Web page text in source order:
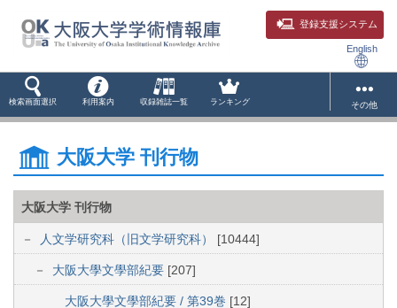
登録支援システム
English
検索画面選択 利用案内 収録雑誌一覧 ランキング その他
大阪大学 刊行物
大阪大学 刊行物
人文学研究科（旧文学研究科） [10444]
大阪大學文學部紀要 [207]
大阪大學文學部紀要 / 第39巻 [12]